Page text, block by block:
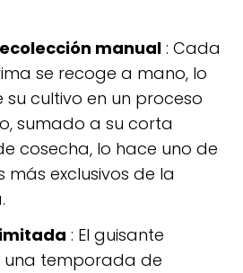
manual : Cada
se recoge a mano, lo
su cultivo en un proceso
sumado a su corta
cosecha, lo hace uno de
más exclusivos de la
: El guisante
una temporada de